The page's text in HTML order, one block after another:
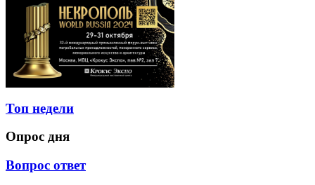
Топ недели
Опрос дня
Вопрос ответ